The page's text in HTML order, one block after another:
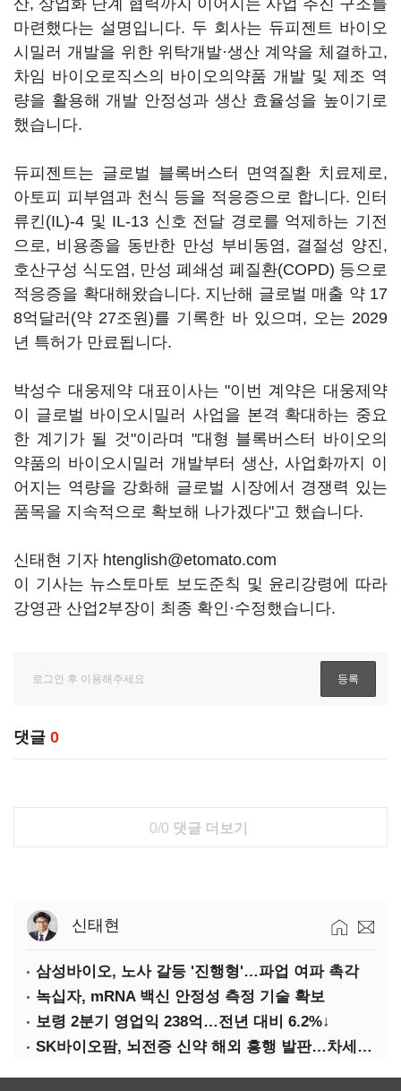
산, 상업화 단계 협력까지 이어지는 사업 추진 구조를
마련했다는 설명입니다. 두 회사는 듀피젠트 바이오
시밀러 개발을 위한 위탁개발·생산 계약을 체결하고,
차임 바이오로직스의 바이오의약품 개발 및 제조 역
량을 활용해 개발 안정성과 생산 효율성을 높이기로
했습니다.
듀피젠트는 글로벌 블록버스터 면역질환 치료제로,
아토피 피부염과 천식 등을 적응증으로 합니다. 인터
류킨(IL)-4 및 IL-13 신호 전달 경로를 억제하는 기전
으로, 비용종을 동반한 만성 부비동염, 결절성 양진,
호산구성 식도염, 만성 폐쇄성 폐질환(COPD) 등으로
적응증을 확대해왔습니다. 지난해 글로벌 매출 약 17
8억달러(약 27조원)를 기록한 바 있으며, 오는 2029
년 특허가 만료됩니다.
박성수 대웅제약 대표이사는 "이번 계약은 대웅제약
이 글로벌 바이오시밀러 사업을 본격 확대하는 중요
한 계기가 될 것"이라며 "대형 블록버스터 바이오의
약품의 바이오시밀러 개발부터 생산, 사업화까지 이
어지는 역량을 강화해 글로벌 시장에서 경쟁력 있는
품목을 지속적으로 확보해 나가겠다"고 했습니다.
신태현 기자 htenglish@etomato.com
이 기사는 뉴스토마토 보도준칙 및 윤리강령에 따라
강영관 산업2부장이 최종 확인·수정했습니다.
댓글 0
0/0 댓글 더보기
신태현
삼성바이오, 노사 갈등 '진행형'…파업 여파 촉각
녹십자, mRNA 백신 안정성 측정 기술 확보
보령 2분기 영업익 238억…전년 대비 6.2%↓
SK바이오팜, 뇌전증 신약 해외 흥행 발판…차세대 신약 개발 속도